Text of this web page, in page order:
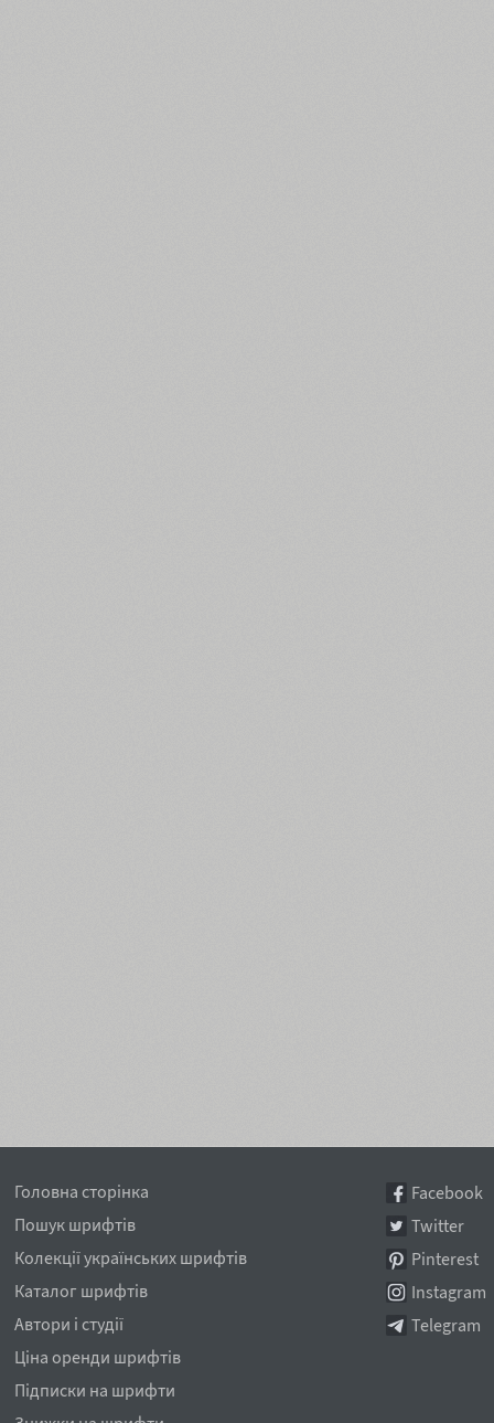
Головна сторінка
Пошук шрифтів
Колекції українських шрифтів
Каталог шрифтів
Автори і студії
Ціна оренди шрифтів
Підписки на шрифти
Facebook
Twitter
Pinterest
Instagram
Telegram